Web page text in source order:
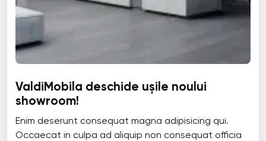
ValdiMobila deschide ușile noului
showroom!
Enim deserunt consequat magna adipisicing qui.
Occaecat in culpa ad aliquip non consequat officia